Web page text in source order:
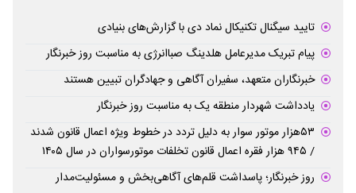
تایید سیگنال تکنیکال نماد دی با گزارش‌های بنیادی
پیام تبریک مدیرعامل هلدینگ صباانرژی به مناسبت روز خبرنگار
خبرنگاران متعهد، سفیران آگاهی و جهادگران تبیین هستند
یادداشت شهردار منطقه یک به مناسبت روز خبرنگار
۵۳هزار موتور سوار به دلیل تردد در خطوط ویژه اعمال قانون شدند
/ ۹۴۵ هزار فقره اعمال قانون تخلفات موتورسواران در سال ۱۴۰۵
روز خبرنگار؛ پاسداشت قلم‌های آگاهی‌بخش و مسئولیت‌مدار